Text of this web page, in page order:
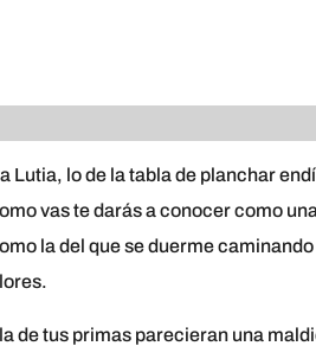
Lutia, lo de la tabla de planchar
vas te darás a conocer como
la del que se duerme
de tus primas parecieran una